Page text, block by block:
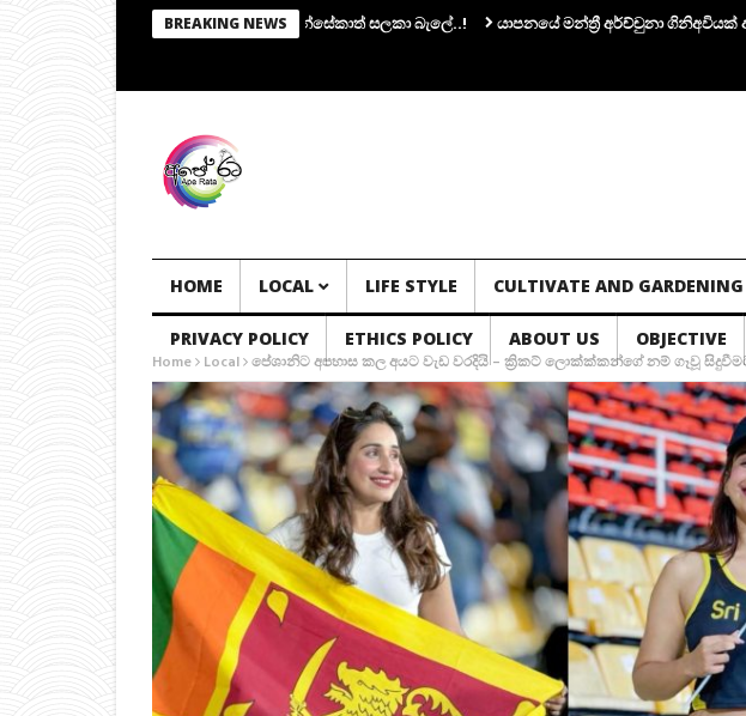
BREAKING NEWS
සභාපතිකම එරාන්ට.. ෆොන්සේකාත් සලකා බැලේ..! යාපනයේ මන්ත්‍රී අර්ච්චුනා ගිනිඅවියක් අතැතිව
HOME LOCAL LIFE STYLE CULTIVATE AND GARDENING
PRIVACY POLICY ETHICS POLICY ABOUT US OBJECTIVE
Home Local පේශානිට අපහාස කල අයට වැඩ වරදියි – ක්‍රිකට් ලොක්ක්කන්ගේ නම් ගෑවූ